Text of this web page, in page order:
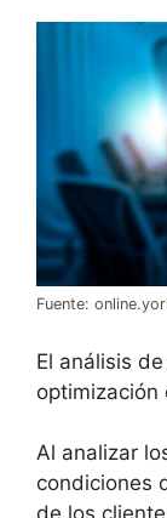
Fuente:
El análisis
optimización
Al analizar
condiciones